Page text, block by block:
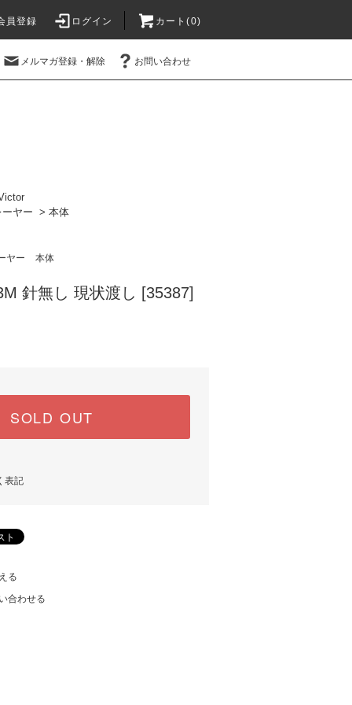
員登録 ログイン カート(0)
メルマガ登録・解除 お問い合わせ
ヤー > 本体
ヤー 本体
針無し 現状渡し [35387]
SOLD OUT
表記
る
合わせる